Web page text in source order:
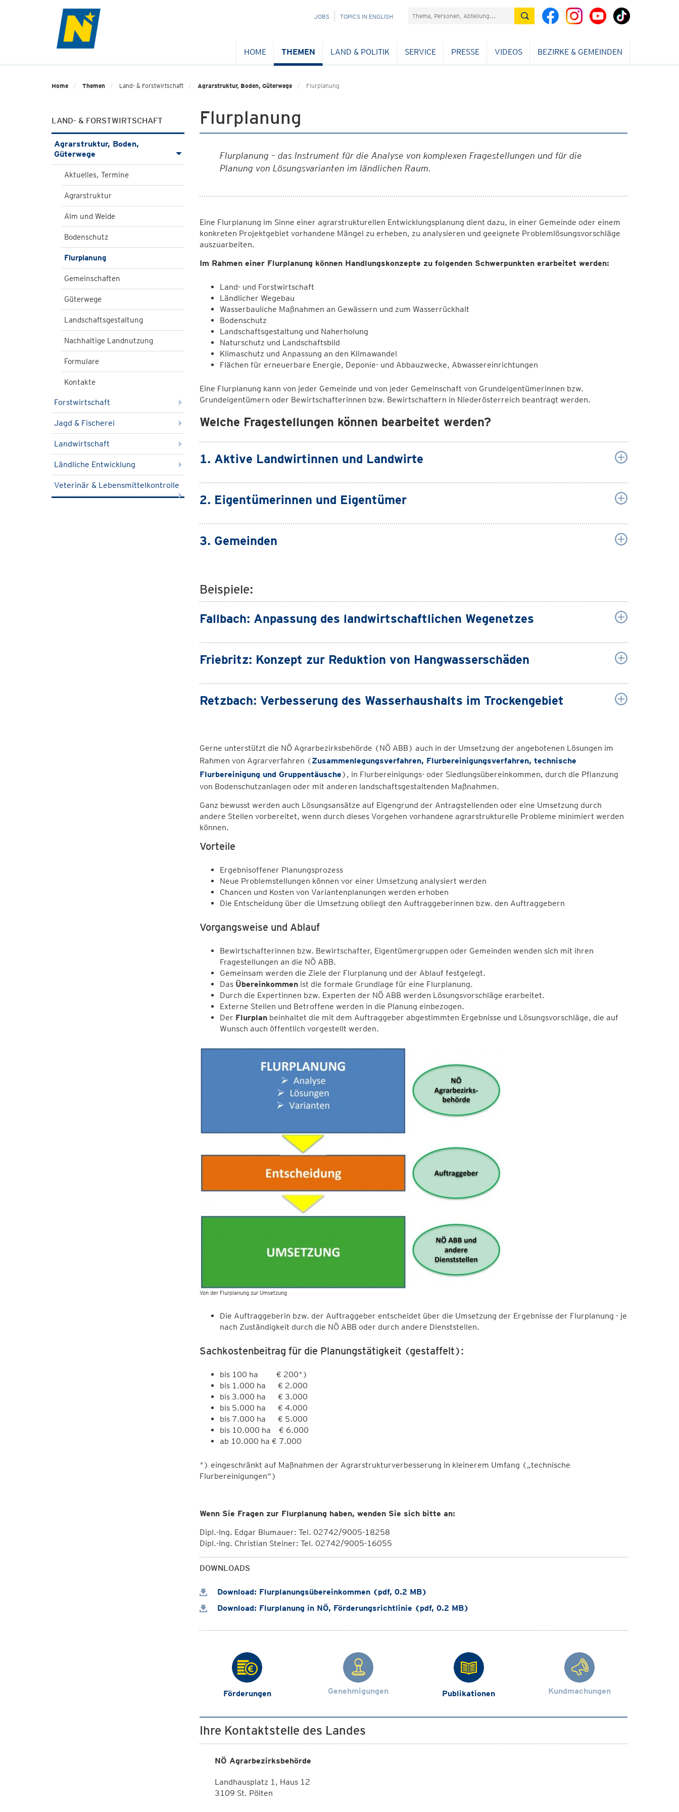
NAVIGATION
JOBS TOPICS IN ENGLISH Suchefeld
HOME THEMEN LAND & POLITIK SERVICE PRESSE VIDEOS BEZIRKE & GEMEINDEN
Home Themen Land- & Forstwirtschaft Agrarstruktur, Boden, Güterwege Flurplanung
LAND- & FORSTWIRTSCHAFT
Agrarstruktur, Boden,
Güterwege
Aktuelles, Termine
Agrarstruktur
Alm und Weide
Bodenschutz
Flurplanung
Gemeinschaften
Güterwege
Landschaftsgestaltung
Nachhaltige Landnutzung
Formulare
Kontakte
Forstwirtschaft
Jagd & Fischerei
Landwirtschaft
Ländliche Entwicklung
Veterinär & Lebensmittelkontrolle
Flurplanung
Flurplanung – das Instrument für die Analyse von komplexen Fragestellungen und für die
Planung von Lösungsvarianten im ländlichen Raum.
Eine Flurplanung im Sinne einer agrarstrukturellen Entwicklungsplanung dient dazu, in einer Gemeinde oder einem
konkreten Projektgebiet vorhandene Mängel zu erheben, zu analysieren und geeignete Problemlösungsvorschläge
auszuarbeiten.
Im Rahmen einer Flurplanung können Handlungskonzepte zu folgenden Schwerpunkten erarbeitet werden:
Land- und Forstwirtschaft
Ländlicher Wegebau
Wasserbauliche Maßnahmen an Gewässern und zum Wasserrückhalt
Bodenschutz
Landschaftsgestaltung und Naherholung
Naturschutz und Landschaftsbild
Klimaschutz und Anpassung an den Klimawandel
Flächen für erneuerbare Energie, Deponie- und Abbauzwecke, Abwassereinrichtungen
Eine Flurplanung kann von jeder Gemeinde und von jeder Gemeinschaft von Grundeigentümerinnen bzw.
Grundeigentümern oder Bewirtschafterinnen bzw. Bewirtschaftern in Niederösterreich beantragt werden.
Welche Fragestellungen können bearbeitet werden?
1. Aktive Landwirtinnen und Landwirte
2. Eigentümerinnen und Eigentümer
3. Gemeinden
Beispiele:
Fallbach: Anpassung des landwirtschaftlichen Wegenetzes
Friebritz: Konzept zur Reduktion von Hangwasserschäden
Retzbach: Verbesserung des Wasserhaushalts im Trockengebiet
Gerne unterstützt die NÖ Agrarbezirksbehörde (NÖ ABB) auch in der Umsetzung der angebotenen Lösungen im
Rahmen von Agrarverfahren (Zusammenlegungsverfahren, Flurbereinigungsverfahren, technische
Flurbereinigung und Gruppentäusche), in Flurbereinigungs- oder Siedlungsübereinkommen, durch die Pflanzung
von Bodenschutzanlagen oder mit anderen landschaftsgestaltenden Maßnahmen.
Ganz bewusst werden auch Lösungsansätze auf Eigengrund der Antragstellenden oder eine Umsetzung durch
andere Stellen vorbereitet, wenn durch dieses Vorgehen vorhandene agrarstrukturelle Probleme minimiert werden
können.
Vorteile
Ergebnisoffener Planungsprozess
Neue Problemstellungen können vor einer Umsetzung analysiert werden
Chancen und Kosten von Variantenplanungen werden erhoben
Die Entscheidung über die Umsetzung obliegt den Auftraggeberinnen bzw. den Auftraggebern
Vorgangsweise und Ablauf
Bewirtschafterinnen bzw. Bewirtschafter, Eigentümergruppen oder Gemeinden wenden sich mit ihren
Fragestellungen an die NÖ ABB.
Gemeinsam werden die Ziele der Flurplanung und der Ablauf festgelegt.
Das Übereinkommenist die formale Grundlage für eine Flurplanung.
Durch die Expertinnen bzw. Experten der NÖ ABB werden Lösungsvorschläge erarbeitet.
Externe Stellen und Betroffene werden in die Planung einbezogen.
Der Flurplanbeinhaltet die mit dem Auftraggeber abgestimmten Ergebnisse und Lösungsvorschläge, die auf
Wunsch auch öffentlich vorgestellt werden.
Von der Flurplanung zur Umsetzung
Die Auftraggeberin bzw. der Auftraggeber entscheidet über die Umsetzung der Ergebnisse der Flurplanung - je
nach Zuständigkeit durch die NÖ ABB oder durch andere Dienststellen.
Sachkostenbeitrag für die Planungstätigkeit (gestaffelt):
bis 100 ha € 200*)
bis 1.000 ha € 2.000
bis 3.000 ha € 3.000
bis 5.000 ha € 4.000
bis 7.000 ha € 5.000
bis 10.000 ha € 6.000
ab 10.000 ha € 7.000
*) eingeschränkt auf Maßnahmen der Agrarstrukturverbesserung in kleinerem Umfang („technische
Flurbereinigungen“)
Wenn Sie Fragen zur Flurplanung haben, wenden Sie sich bitte an:
Dipl.-Ing. Edgar Blumauer: Tel. 02742/9005-18258
Dipl.-Ing. Christian Steiner: Tel. 02742/9005-16055
DOWNLOADS
Download: Flurplanungsübereinkommen (pdf, 0.2 MB)
Download: Flurplanung in NÖ, Förderungsrichtlinie (pdf, 0.2 MB)
Förderungen Genehmigungen Publikationen Kundmachungen
Ihre Kontaktstelle des Landes
NÖ Agrarbezirksbehörde
Landhausplatz 1, Haus 12
3109 St. Pölten